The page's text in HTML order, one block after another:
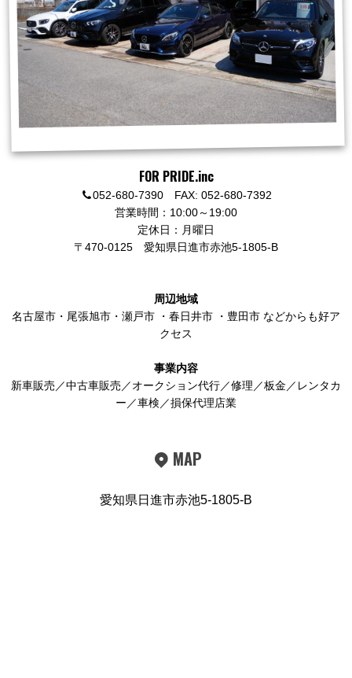
FOR PRIDE.inc
052-680-7390 FAX: 052-680-7392
営業時間：10:00～19:00
定休日：月曜日
〒470-0125 愛知県日進市赤池5-1805-B
周辺地域
名古屋市 ・ 尾張旭市 ・ 瀬戸市 ・ 春日井市 ・ 豊田市 などからも好ア
クセス
事業内容
新車販売／中古車販売／オークション代行／修理／板金／レンタカ
ー／車検／損保代理店業
MAP
愛知県日進市赤池5-1805-B